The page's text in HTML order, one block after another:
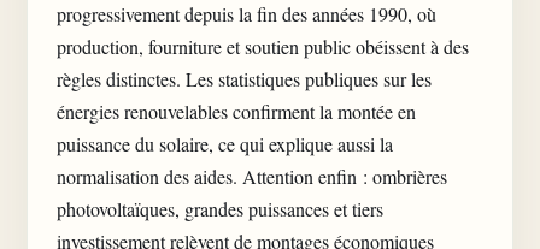
progressivement depuis la fin des années 1990, où
production, fourniture et soutien public obéissent à des
règles distinctes. Les statistiques publiques sur les
énergies renouvelables confirment la montée en
puissance du solaire, ce qui explique aussi la
normalisation des aides. Attention enfin : ombrières
photovoltaïques, grandes puissances et tiers
investissement relèvent de montages économiques